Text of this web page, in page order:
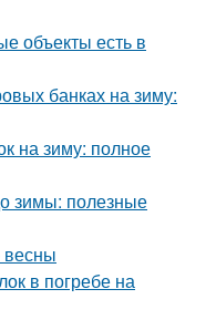
объекты есть в
банках на зиму:
на зиму: полное
зимы: полезные
весны
в погребе на